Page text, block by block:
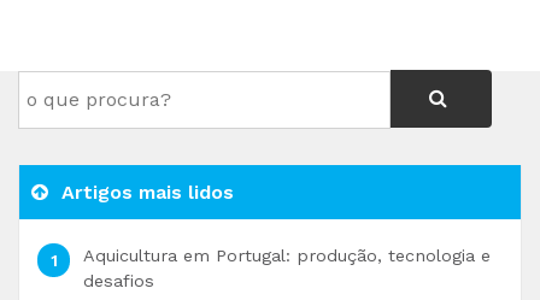
Artigos mais lidos
Aquicultura em Portugal: produção, tecnologia e
desafios